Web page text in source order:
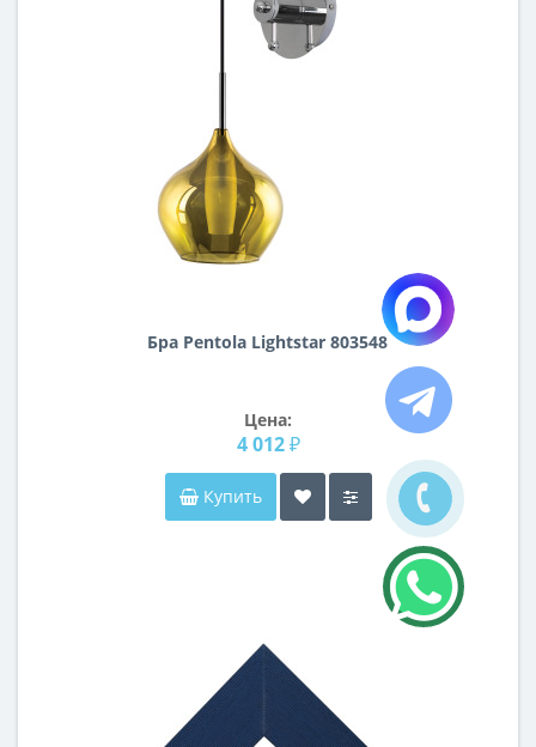
Бра Pentola Lightstar 803548
Цена:
4 012 ₽
Купить